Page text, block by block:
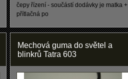
čepy řízení - součástí dodávky je matka +
přítlačná po
Mechová guma do světel a
blinkrů Tatra 603